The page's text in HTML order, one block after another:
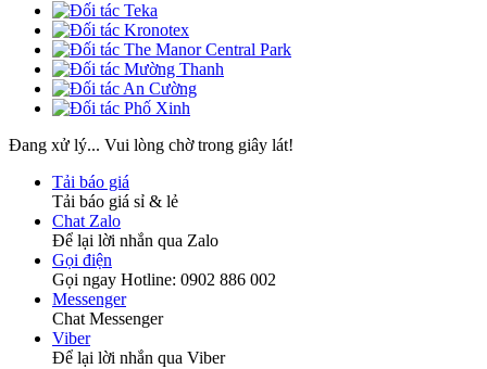
Đang xử lý... Vui lòng chờ trong giây lát!
Tải báo giá
Tải báo giá sỉ & lẻ
Chat Zalo
Để lại lời nhắn qua Zalo
Gọi điện
Gọi ngay Hotline: 0902 886 002
Messenger
Chat Messenger
Viber
Để lại lời nhắn qua Viber